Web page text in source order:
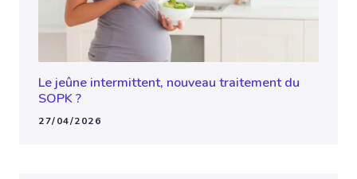
Le jeûne intermittent, nouveau traitement du
SOPK ?
27/04/2026